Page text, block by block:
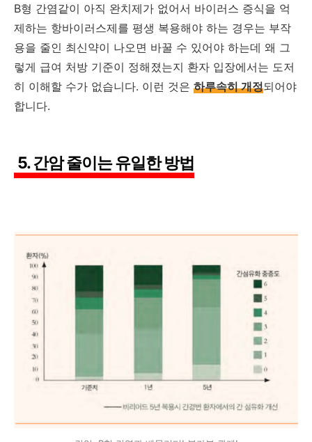
B형 간염같이 아직 완치제가 없어서 바이러스 증식을 억
제하는 항바이러스제를 평생 복용해야 하는 경우는 부작
용을 줄인 최신약이 나오면 바꿀 수 있어야 하는데 왜 그
렇게 급여 처방 기준이 정해졌는지 환자 입장에서는 도저
히 이해할 수가 없습니다. 이런 것은 하루속히 개정되어야
합니다.
5. 간암 줄이는 유일한 방법